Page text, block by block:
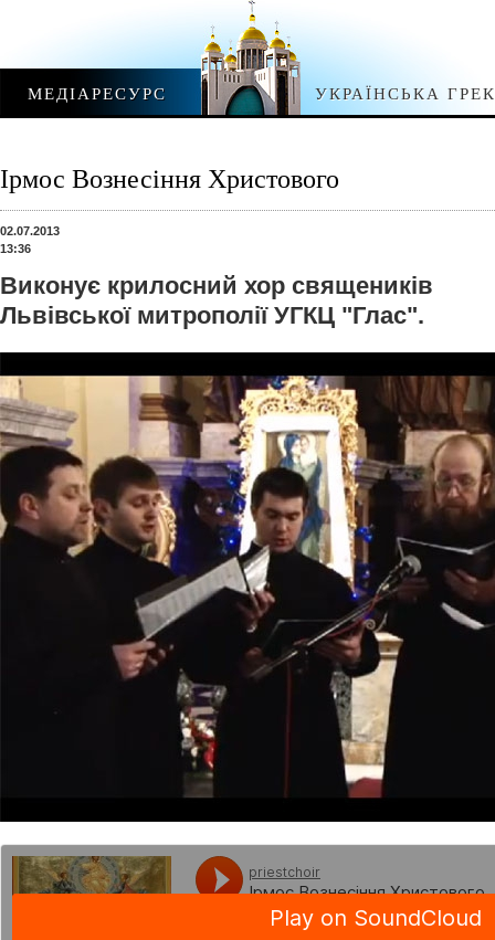
МЕДІАРЕСУРС УКРАЇНСЬКА
Ірмос Вознесіння Христового
02.07.2013
13:36
Виконує крилосний хор священиків
Львівської митрополії УГКЦ "Глас".